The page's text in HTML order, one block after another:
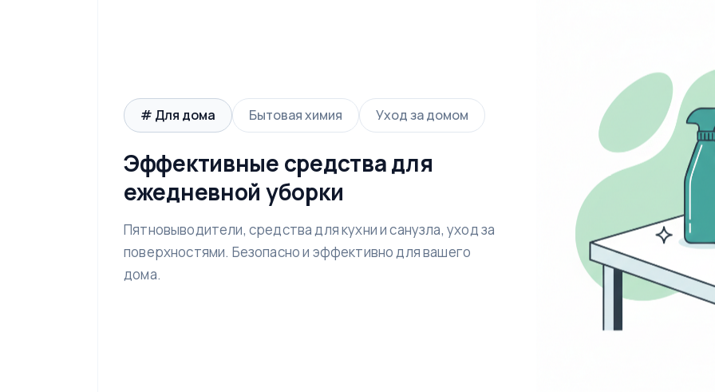
# Для дома Бытовая химия Уход за домом
Эффективные средства для
ежедневной уборки
Пятновыводители, средства для кухни и санузла, уход за
поверхностями. Безопасно и эффективно для вашего
дома.